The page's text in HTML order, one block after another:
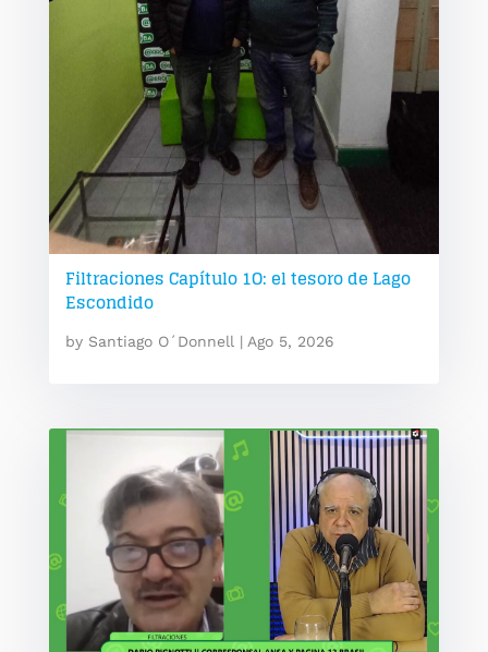
Filtraciones Capítulo 1O: el tesoro de Lago
Escondido
by Santiago O´Donnell| Ago 5, 2026